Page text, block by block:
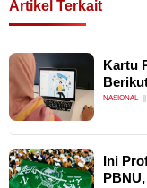
Artikel Terkait
Kartu
NASIONAL
Ini